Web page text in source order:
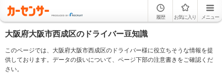
履歴 お気に入り メニュー
大阪府大阪市西成区のドライバー豆知識
このページでは、大阪府大阪市西成区のドライバー様に役立ちそうな情報を提
供しております。データの扱いについて、ページ下部の注意書きをご確認くだ
さい。